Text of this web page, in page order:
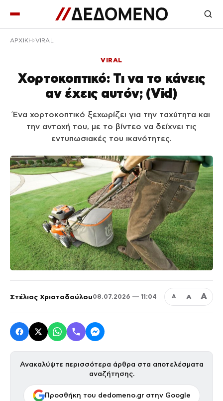
ΑΡΧΙΚΉ VIRAL
VIRAL
Χορτοκοπτικό: Τι να το κάνεις
αν έχεις αυτόν; (Vid)
Ένα χορτοκοπτικό ξεχωρίζει για την ταχύτητα και
την αντοχή του, με το βίντεο να δείχνει τις
εντυπωσιακές του ικανότητες.
Στέλιος Χριστοδούλου08.07.2026 — 11:04 Α Α Α
Ανακαλύψτε περισσότερα άρθρα στα αποτελέσματα
αναζήτησης.
Προσθήκη του dedomeno.gr στην Google